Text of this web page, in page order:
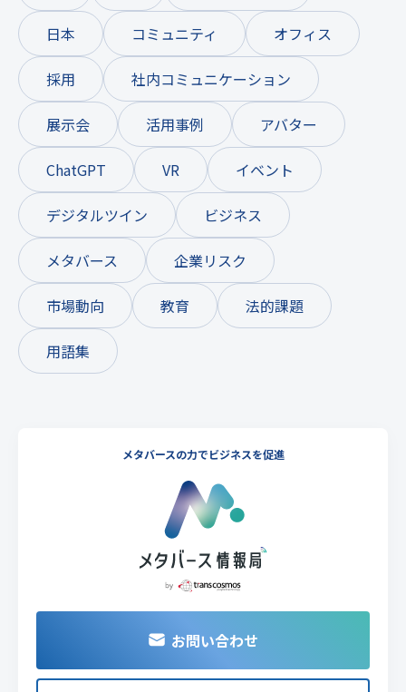
日本 コミュニティ オフィス
採用 社内コミュニケーション
展示会 活用事例 アバター
ChatGPT VR イベント
デジタルツイン ビジネス
メタバース 企業リスク
市場動向 教育 法的課題
用語集
メタバースの力でビジネスを促進
お問い合わせ